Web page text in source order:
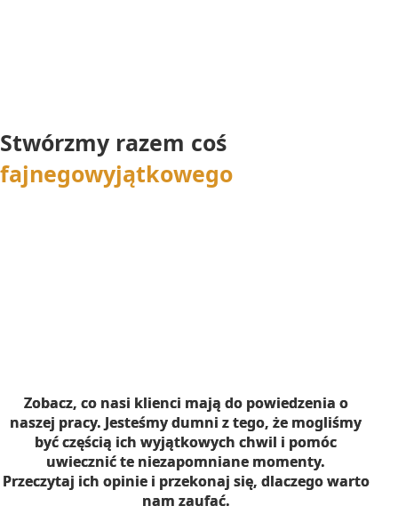
Stwórzmy razem coś
fajnegowyjątkowego
Zobacz, co nasi klienci mają do powiedzenia o
naszej pracy. Jesteśmy dumni z tego, że mogliśmy
być częścią ich wyjątkowych chwil i pomóc
uwiecznić te niezapomniane momenty.
Przeczytaj ich opinie i przekonaj się, dlaczego warto
nam zaufać.